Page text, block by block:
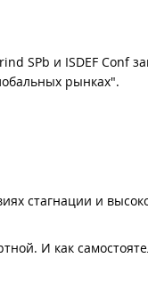
SPb и ISDEF Conf
рынках".
стагнации и
И как